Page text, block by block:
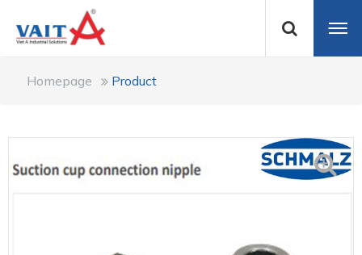
Homepage Product